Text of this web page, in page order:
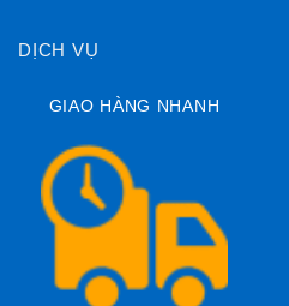
DỊCH VỤ
GIAO HÀNG NHANH